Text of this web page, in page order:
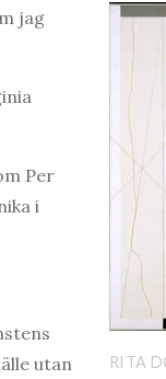
RITA
jag
Per
i
utan